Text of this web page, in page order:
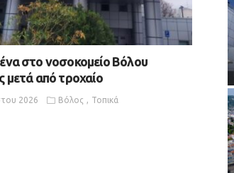
στο νοσοκομείο Βόλου
μετά από τροχαίο
2026 Βόλος Τοπικά